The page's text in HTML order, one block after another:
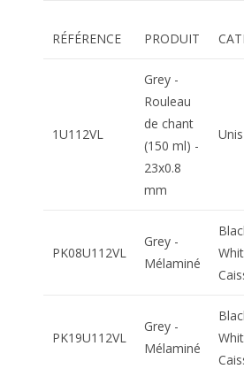
RÉFÉRENCE PRODUIT
1U112VL
Grey -
Rouleau
de chant
(150 ml) -
23x0.8
mm
Unis
PK08U112VL
Grey -
Mélaminé
PK19U112VL
Grey -
Mélaminé